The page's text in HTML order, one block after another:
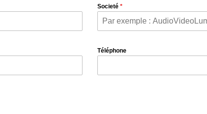
Societé *
Téléphone